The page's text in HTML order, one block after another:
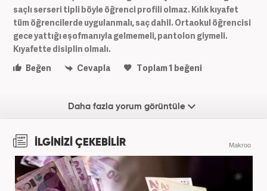
saçlı serseri tipli böyle öğrenci profili olmaz. Kılık kıyafet
tüm öğrencilerde uygulanmalı, saç dahil. Ortaokul öğrencisi
gece yattığı eşofmanıyla gelmemeli, pantolon giymeli.
Kıyafette disiplin olmalı.
Beğen
Cevapla Toplam1 beğeni
Daha fazla yorum görüntüle
İLGİNİZİ ÇEKEBİLİR Makroo